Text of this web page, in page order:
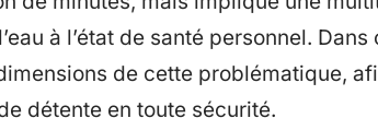
à l’état de santé personnel.
de cette problématique,
détente en toute sécurité.